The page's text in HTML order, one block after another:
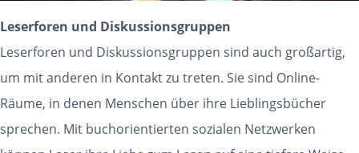
Leserforen und Diskussionsgruppen
Leserforen und Diskussionsgruppen sind auch großartig,
um mit anderen in Kontakt zu treten. Sie sind Online-
Räume, in denen Menschen über ihre Lieblingsbücher
sprechen. Mit buchorientierten sozialen Netzwerken